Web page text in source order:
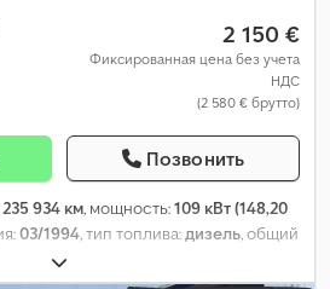
2 150 €
Фиксированная цена без учета
НДС
(2 580 € брутто)
Позвонить
235 934 км, мощность:109 кВт (148,20
03/1994, тип топлива:дизель, общий
, класс выбросов:
мм, ширина пространства для